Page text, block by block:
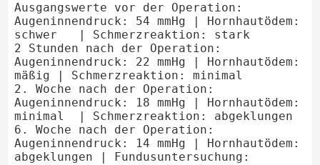
Ausgangswerte vor der Operation:
Augeninnendruck: 54 mmHg | Hornhautödem:
schwer   | Schmerzreaktion: stark
2 Stunden nach der Operation:
Augeninnendruck: 22 mmHg | Hornhautödem:
mäßig | Schmerzreaktion: minimal
2. Woche nach der Operation:
Augeninnendruck: 18 mmHg | Hornhautödem:
minimal  | Schmerzreaktion: abgeklungen
6. Woche nach der Operation:
Augeninnendruck: 14 mmHg | Hornhautödem:
abgeklungen | Fundusuntersuchung: